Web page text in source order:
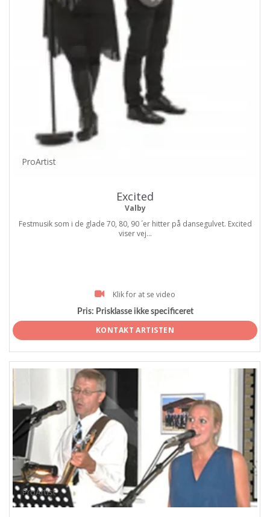
ProArtist
Excited
Valby
Festmusik som i de glade 70, 80, 90 ´er hitter på dansegulvet. Excited
viser vej...
Klik for at se video
Pris: Prisklasse ikke specificeret
KONTAKT ARTISTEN
ProArtist